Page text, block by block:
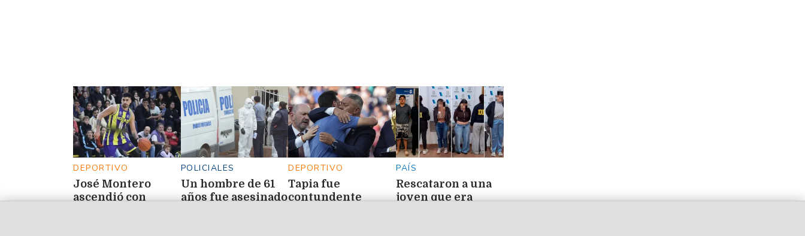
DEPORTIVO
José Montero
ascendió con
POLICIALES
Un hombre de 61
años fue asesinado
DEPORTIVO
Tapia fue
contundente
PAÍS
Rescataron a una
joven que era